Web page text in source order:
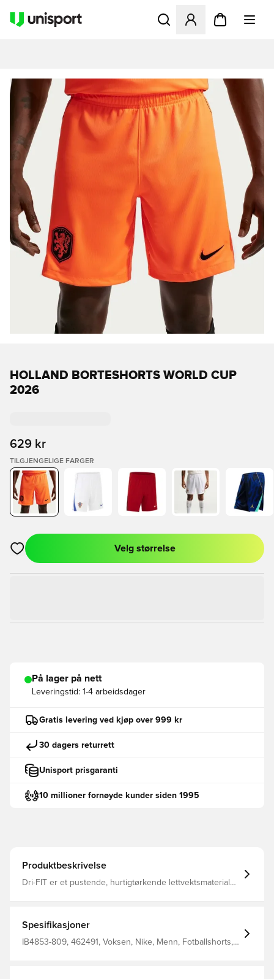
Åpner en Modal for å
HOLLAND BORTESHORTS WORLD CUP
2026
629 kr
TILGJENGELIGE FARGER
Åpner en Modal for å logge inn eller registrere deg som
Velg størrelse
På lager på nett
Leveringstid: 1-4 arbeidsdager
Gratis levering ved kjøp over 999 kr
30 dagers returrett
Unisport prisgaranti
10 millioner fornøyde kunder siden 1995
Produktbeskrivelse
Dri-FIT er et pustende, hurtigtørkende lettvektsmateriale
polyester.
Spesifikasjoner
IB4853-809, 462491, Voksen, Nike, Menn, Fotballshorts,